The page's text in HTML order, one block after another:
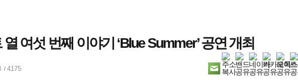
여섯 번째 이야기 ‘Blue Summer’ 공연 개최
4175